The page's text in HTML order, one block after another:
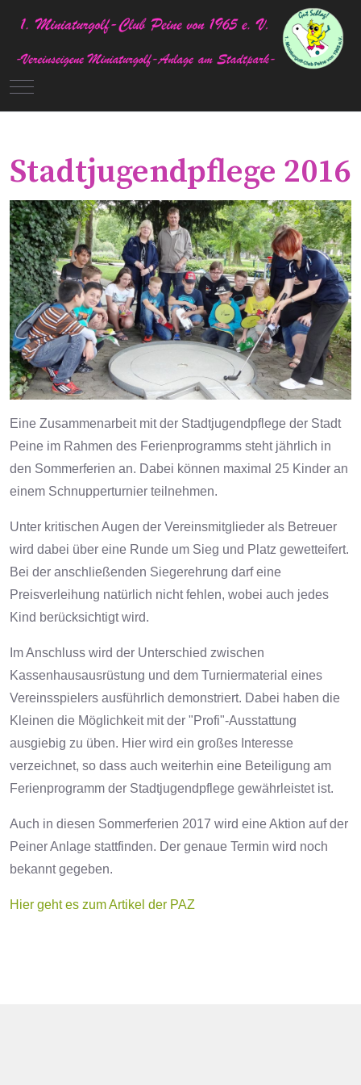
Mobile Menu Toggle
Stadtjugendpflege 2016
Eine Zusammenarbeit mit der Stadtjugendpflege der Stadt
Peine im Rahmen des Ferienprogramms steht jährlich in
den Sommerferien an. Dabei können maximal 25 Kinder an
einem Schnupperturnier teilnehmen.
Unter kritischen Augen der Vereinsmitglieder als Betreuer
wird dabei über eine Runde um Sieg und Platz gewetteifert.
Bei der anschließenden Siegerehrung darf eine
Preisverleihung natürlich nicht fehlen, wobei auch jedes
Kind berücksichtigt wird.
Im Anschluss wird der Unterschied zwischen
Kassenhausausrüstung und dem Turniermaterial eines
Vereinsspielers ausführlich demonstriert. Dabei haben die
Kleinen die Möglichkeit mit der "Profi"-Ausstattung
ausgiebig zu üben. Hier wird ein großes Interesse
verzeichnet, so dass auch weiterhin eine Beteiligung am
Ferienprogramm der Stadtjugendpflege gewährleistet ist.
Auch in diesen Sommerferien 2017 wird eine Aktion auf der
Peiner Anlage stattfinden. Der genaue Termin wird noch
bekannt gegeben.
Hier geht es zum Artikel der PAZ